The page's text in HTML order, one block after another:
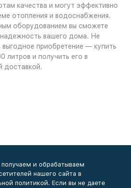
качества и могут эффективно
отопления и водоснабжения.
оборудованием вы сможете
вашего дома. Не
приобретение — купить
литров и получить его в
доставкой.
и обрабатываем
нашего сайта в
политикой. Если вы не даете